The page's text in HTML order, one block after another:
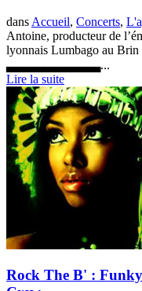
dans Accueil, Concerts,
Antoine, producteur de
lyonnais Lumbago au Brin
▃▃▃▃▃▃▃▃▃▃...
Lire la suite
Rock The B' :